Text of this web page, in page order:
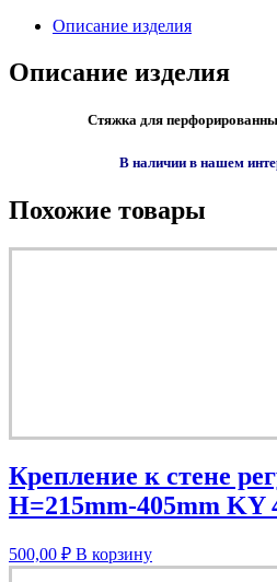
Описание изделия
Описание изделия
Стяжка для
В наличии в нашем
Похожие товары
Крепление к стене
H=215mm-405mm KY
500,00 ₽ В корзину